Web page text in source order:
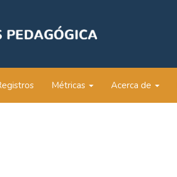
Métricas Acerca de